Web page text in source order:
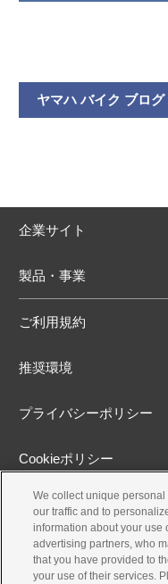
ヤマハ バイク ブログ
企業サイト
製品・事業
ご利用規約
推奨環境
プライバシーポリシー
Cookieポリシー
アクセシビリティ方針
古物営業法に基づく表示
We collect unique
our traffic and to
information about your use
advertising partners, who
that you have provided to
your use of their services.